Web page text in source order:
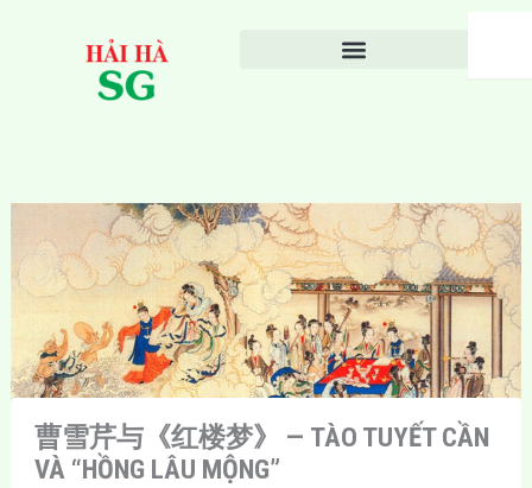
曹雪芹与《红楼梦》 — TÀO TUYẾT CẦN
VÀ “HỒNG LÂU MỘNG”